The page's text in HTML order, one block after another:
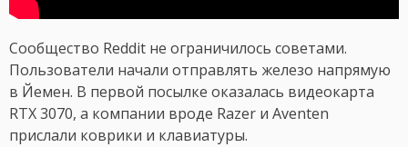
Сообщество Reddit не ограничилось советами.
Пользователи начали отправлять железо напрямую
в Йемен. В первой посылке оказалась видеокарта
RTX 3070, а компании вроде Razer и Aventen
прислали коврики и клавиатуры.